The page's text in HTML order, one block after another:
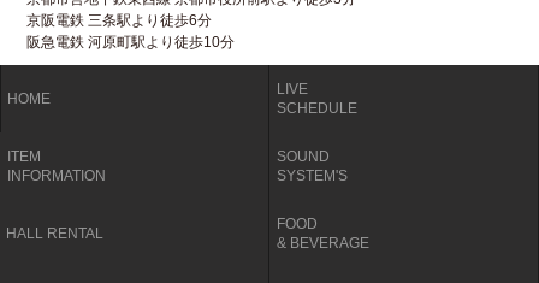
京阪電鉄 三条駅より徒歩6分
阪急電鉄 河原町駅より徒歩10分
HOME
LIVE
SCHEDULE
ITEM
INFORMATION
SOUND
SYSTEM'S
HALL RENTAL
FOOD
& BEVERAGE